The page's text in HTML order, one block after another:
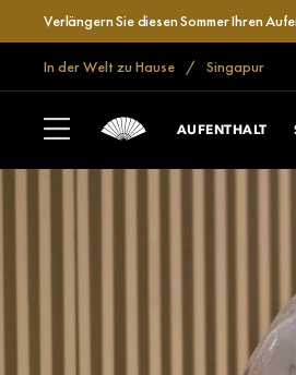
Verlängern Sie diesen Sommer Ihren
In der Welt zu Hause Singapur
AUFENTHALT